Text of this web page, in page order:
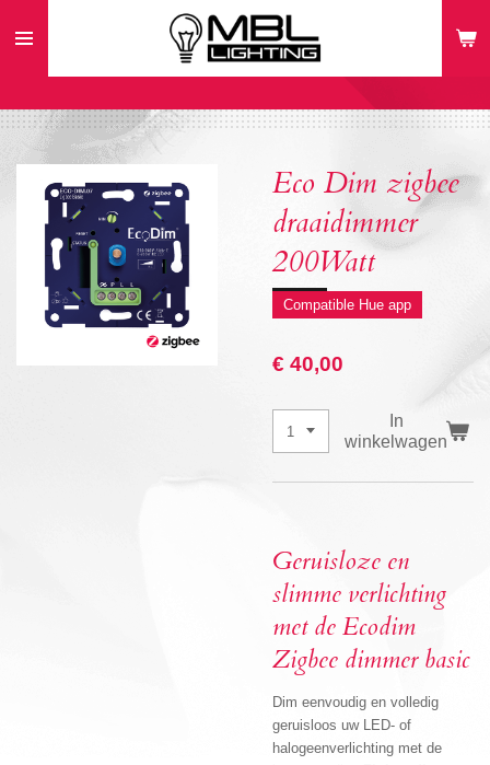
direct
hoofdinhoud
Eco Dim zigbee
draaidimmer
200Watt
Compatible Hue app
€ 40,00
In
winkelwagen
Geruisloze en
slimme verlichting
met de Ecodim
Zigbee dimmer basic
Dim eenvoudig en volledig
geruisloos uw LED- of
halogeenverlichting met de